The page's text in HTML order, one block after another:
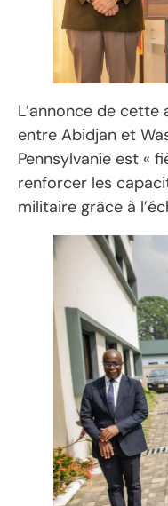
L’annonce de
entre Abidjan et
Pennsylvanie est «
renforcer les
militaire grâce à